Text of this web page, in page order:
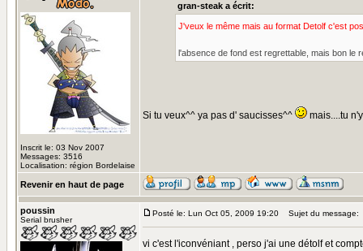
Inscrit le: 03 Nov 2007
Messages: 3516
Localisation: région Bordelaise
gran-steak a écrit:
J'veux le même mais au format Detolf c'est
l'absence de fond est regrettable, mais bon le
Si tu veux^^ ya pas d' saucisses^^ mais....tu
Revenir en haut de page
poussin
Serial brusher
Posté le: Lun Oct 05, 2009 19:20 Sujet du message:
vi c'est l'iconvéniant , perso j'ai une détolf et